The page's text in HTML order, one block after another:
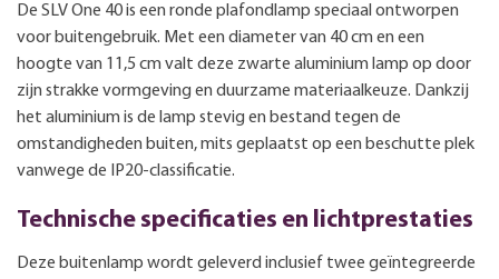
De SLV One 40 is een ronde plafondlamp speciaal ontworpen
voor buitengebruik. Met een diameter van 40 cm en een
hoogte van 11,5 cm valt deze zwarte aluminium lamp op door
zijn strakke vormgeving en duurzame materiaalkeuze. Dankzij
het aluminium is de lamp stevig en bestand tegen de
omstandigheden buiten, mits geplaatst op een beschutte plek
vanwege de IP20-classificatie.
Technische specificaties en lichtprestaties
Deze buitenlamp wordt geleverd inclusief twee geïntegreerde